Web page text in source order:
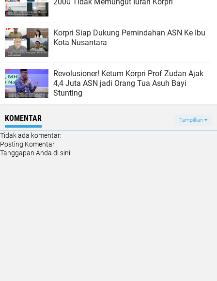
Korpri Siap Dukung Pemindahan ASN Ke Ibu
Kota Nusantara
Revolusioner! Ketum Korpri Prof Zudan Ajak
4,4 Juta ASN jadi Orang Tua Asuh Bayi
Stunting
KOMENTAR Tampilkan
Tidak ada komentar:
Posting Komentar
Tanggapan Anda di sini!